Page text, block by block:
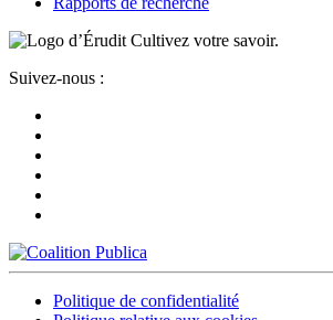
Cultivez votre savoir.
Suivez-nous :
Politique de confidentialité